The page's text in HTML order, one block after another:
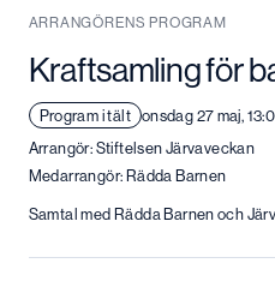
ARRANGÖRENS PROGRAM
Kraftsamling för
Program i tält onsdag 27 maj,
Arrangör: Stiftelsen Järvaveckan
Medarrangör: Rädda Barnen
Samtal med Rädda Barnen och